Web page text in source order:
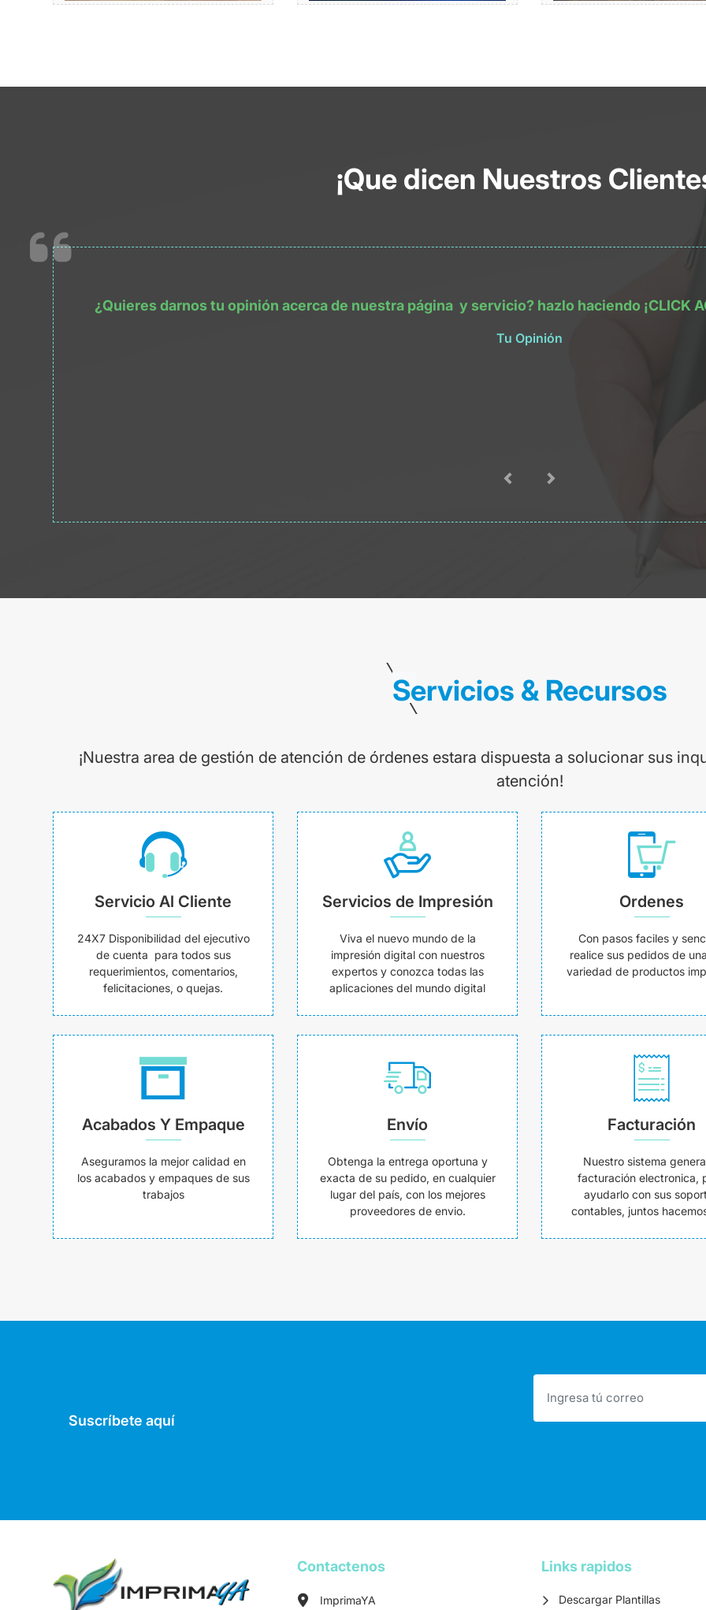
¡Que dicen Nuestros
¿Quieres darnos tu opinión acerca de nuestra página y servicio? hazlo haciendo ¡CLICK
Tu Opinión
Servicios & Recursos
¡Nuestra area de gestión de atención de órdenes estara dispuesta a solucionar sus
atención!
Servicio Al Cliente
24X7 Disponibilidad del ejecutivo
de cuenta para todos sus
requerimientos, comentarios,
felicitaciones, o quejas.
Servicios de Impresión
Viva el nuevo mundo de la
impresión digital con nuestros
expertos y conozca todas las
aplicaciones del mundo digital
Ordenes
Con pasos faciles y
realice sus pedidos de
variedad de productos
Acabados Y Empaque
Aseguramos la mejor calidad en
los acabados y empaques de sus
trabajos
Envío
Obtenga la entrega oportuna y
exacta de su pedido, en cualquier
lugar del país, con los mejores
proveedores de envio.
Facturación
Nuestro sistema
facturación electronica,
ayudarlo con sus
contables, juntos
Suscríbete aquí
Contactenos
ImprimaYA
Links rapidos
Descargar Plantillas